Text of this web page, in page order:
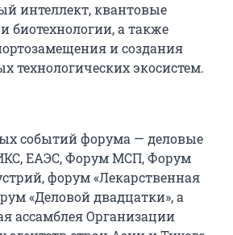
интеллект, квантовые
биотехнологии, а также
и создания
технологических экосистем.
событий форума — деловые
ЕАЭС, Форум МСП, Форум
форум «Лекарственная
«Деловой двадцатки», а
ассамблея Организации